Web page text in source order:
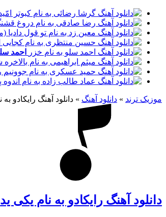
احمد
موزیک ترند » دانلود آهنگ » دانلود آهنگ رایکادو
دانلود آهنگ رایکادو به نام یکی